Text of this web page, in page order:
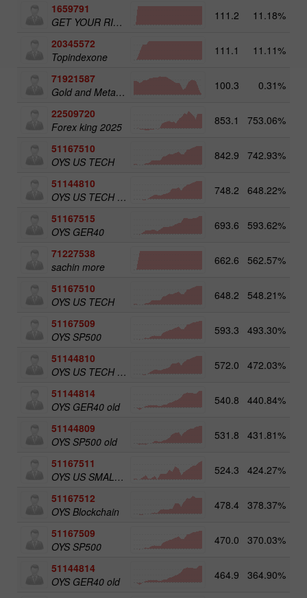
1659791
GET YOUR RICHES ORG.1
111.2 11.18%
20345572
Topindexone
111.1 11.11%
71921587
Gold and Metals 50
100.3 0.31%
22509720
Forex king 2025
853.1 753.06%
51167510
OYS US TECH
842.9 742.93%
51144810
OYS US TECH old
748.2 648.22%
51167515
OYS GER40
693.6 593.62%
71227538
sachin more
662.6 562.57%
51167510
OYS US TECH
648.2 548.21%
51167509
OYS SP500
593.3 493.30%
51144810
OYS US TECH old
572.0 472.03%
51144814
OYS GER40 old
540.8 440.84%
51144809
OYS SP500 old
531.8 431.81%
51167511
OYS US SMALL CAPS
524.3 424.27%
51167512
OYS Blockchain
478.4 378.37%
51167509
OYS SP500
470.0 370.03%
51144814
OYS GER40 old
464.9 364.90%